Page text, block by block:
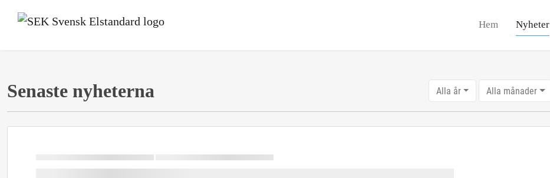
Hem Nyheter
Senaste nyheterna Alla år Alla månader